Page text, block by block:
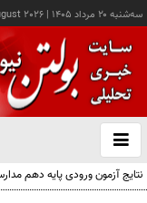
سه‌شنبه ۲۰ مرداد ۱۴۰۵ |
2026
باز
و
نتایج آزمون ورودی پایه دهم